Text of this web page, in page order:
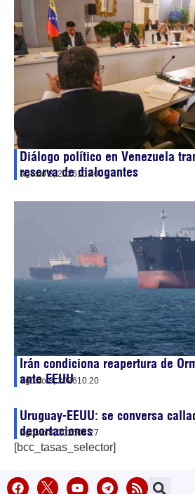
Diálogo político en Venezuela
reserva de dialogantes
agosto 8, 202610:40
Irán condiciona reapertura de
ante EEUU
agosto 8, 202610:20
Uruguay-EEUU: se conversa
deportaciones
agosto 8, 202608:27
[bcc_tasas_selector]